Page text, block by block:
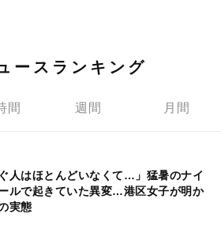
ースランキング
間 週間 月間
ぐ人はほとんどいなくて…」猛暑のナイ
ルで起きていた異変…港区女子が明か
実態